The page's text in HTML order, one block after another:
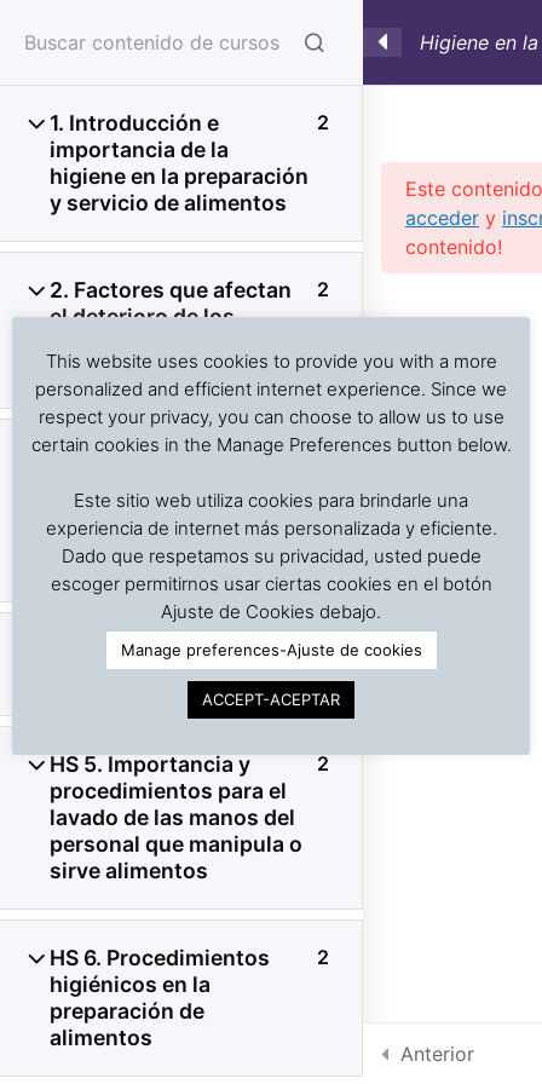
Previous Slide
◀︎
alimentos frescos, procesados y productos sensibles
a la temperatura
Higiene y Saneamiento en el Servicio de Alimentos
Higiene en
1. Introducción e
importancia de la
higiene en la preparación
y servicio de alimentos
2
2. Factores que afectan
el deterioro de los
crecimiento microbiano
2
3. Enfermedades
alimentos:
Contaminación y
prevención
4
4. Hábitos y prácticas de
higiene personal
2
HS 5. Importancia y
procedimientos para el
lavado de las manos del
personal que manipula o
sirve alimentos
2
HS 6. Procedimientos
higiénicos en la
preparación de
alimentos
2
Este
acceder y
contenido!
Anterior
Copyright | Derechos reservados | Dr. J. A. Barreiro
Cargo Inspection Service LLC | 2018-2025
Política de Privacidad
Condiciones de uso
Intra-net
This website uses cookies to provide you with a more
personalized and efficient internet experience. Since we
respect your privacy, you can choose to allow us to use
certain cookies in the Manage Preferences button below.
Este sitio web utiliza cookies para brindarle una
experiencia de internet más personalizada y eficiente.
Dado que respetamos su privacidad, usted puede
escoger permitirnos usar ciertas cookies en el botón
Ajuste de Cookies debajo.
Manage preferences-Ajuste de cookies
ACCEPT-ACEPTAR